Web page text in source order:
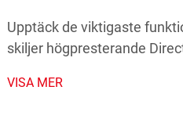
Upptäck de viktigaste
skiljer högpresterande
inom industriella
VISA MER